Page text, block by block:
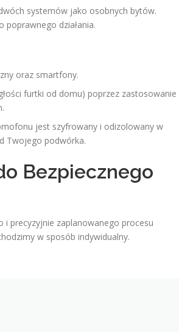
systemów jako osobnych bytów.
działania.
oraz smartfony.
furtki od domu) poprzez zastosowanie
jest szyfrowany i odizolowany w
Twojego podwórka.
Bezpiecznego
i precyzyjnie zaplanowanego procesu
w sposób indywidualny.